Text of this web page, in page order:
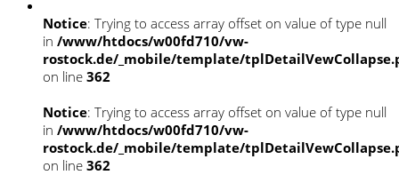
Notice: Trying to access array offset on value of type null
in /www/htdocs/w00fd710/vw-
rostock.de/_mobile/template/
on line 362
Notice: Trying to access array offset on value of type null
in /www/htdocs/w00fd710/vw-
rostock.de/_mobile/template/
on line 362